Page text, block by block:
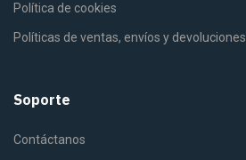
Política de cookies
Políticas de ventas, envíos y devoluciones
Soporte
Contáctanos